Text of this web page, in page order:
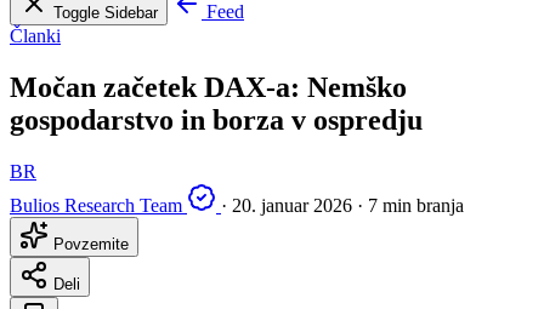
Toggle Sidebar
Feed
Članki
Močan začetek DAX-a: Nemško
gospodarstvo in borza v ospredju
BR
Bulios Research Team
· 20. januar 2026 · 7 min branja
Povzemite
Deli